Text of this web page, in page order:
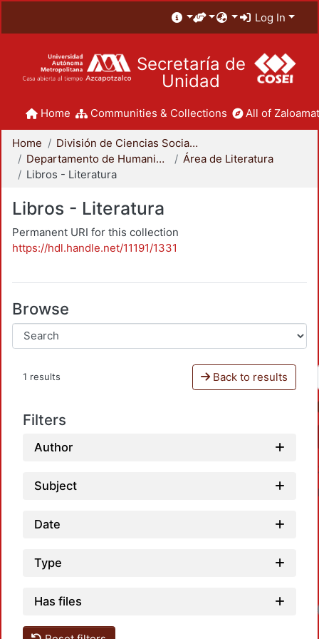
Log In
Secretaría de
Unidad
Home Communities & Collections All of
Home
División de Ciencias Sociales y Humanidades
Departamento de Humanidades
Área de Literatura
Libros - Literatura
Libros - Literatura
Permanent URI for this collection
https://hdl.handle.net/11191/1331
Browse
1 results Back to results
Filters
Author
Subject
Date
Type
Has files